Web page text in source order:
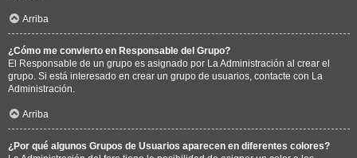
Arriba
¿Cómo me convierto en Responsable del Grupo?
El Responsable de un grupo es asignado por La Administración al crear el
grupo. Si está interesado en crear un grupo de usuarios, contacte con La
Administración.
Arriba
¿Por qué algunos Grupos de Usuarios aparecen en diferentes colores?